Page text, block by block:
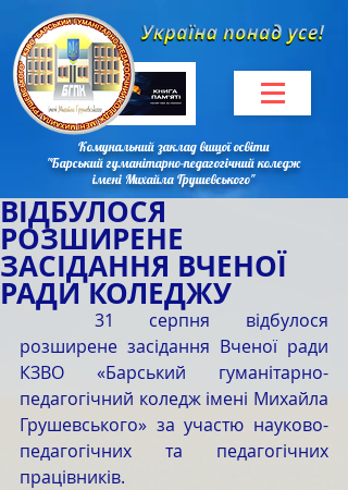
Комунальний заклад вищої освіти
"Барський гуманітарно-педагогічний коледж
імені Михайла Грушевського"
ВІДБУЛОСЯ
РОЗШИРЕНЕ
ЗАСІДАННЯ ВЧЕНОЇ
РАДИ КОЛЕДЖУ
розширене засідання Вченої ради
КЗВО «Барський гуманітарно-
педагогічний коледж імені Михайла
Грушевського» за участю науково-
педагогічних та педагогічних
працівників.